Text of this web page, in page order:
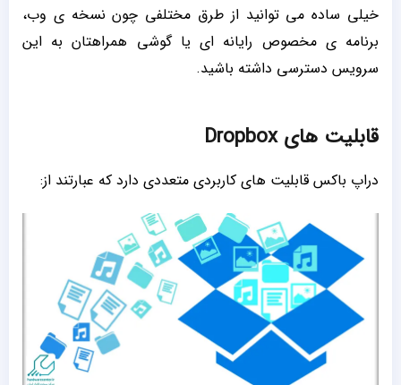
خیلی ساده می توانید از طرق مختلفی چون نسخه ی وب،
برنامه ی مخصوص رایانه ای یا گوشی همراهتان به این
سرویس دسترسی داشته باشید.
قابلیت های Dropbox
دراپ باکس قابلیت های کاربردی متعددی دارد که عبارتند از: